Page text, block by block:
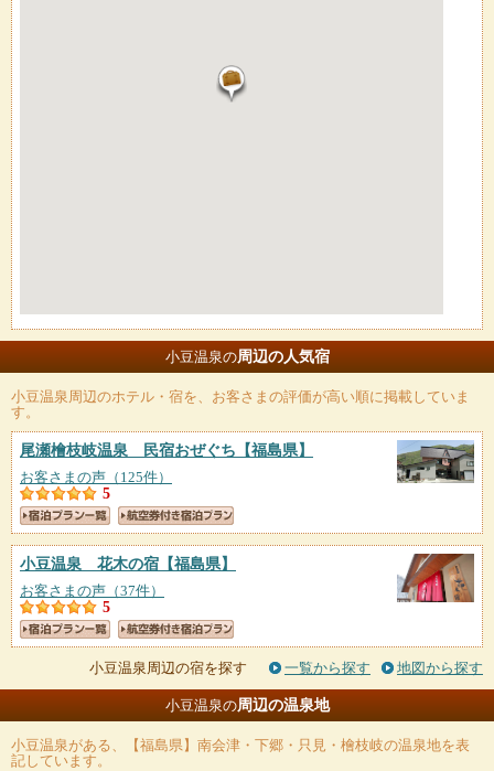
小豆温泉の周辺の人気宿
小豆温泉周辺のホテル・宿を、お客さまの評価が高い順に掲載していま
す。
尾瀬檜枝岐温泉 民宿おぜぐち 【福島県】
お客さまの声（125件）
5
小豆温泉 花木の宿 【福島県】
お客さまの声（37件）
5
小豆温泉周辺の宿を探す 一覧から探す 地図から探す
小豆温泉の周辺の温泉地
小豆温泉がある、【福島県】南会津・下郷・只見・檜枝岐の温泉地を表
記しています。